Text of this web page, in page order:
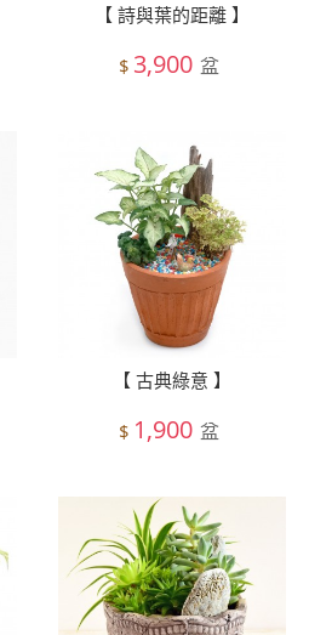
【 詩與葉的距離 】
$ 3,900 盆
【 古典綠意 】
$ 1,900 盆